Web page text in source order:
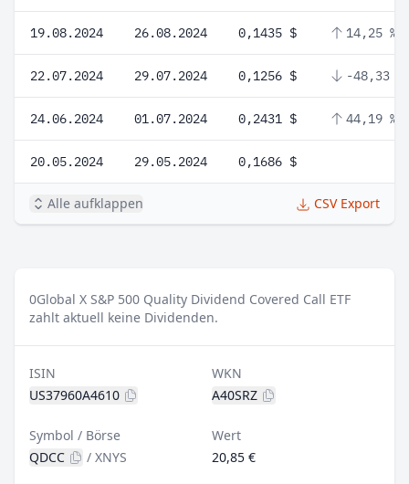
19.08.2024 26.08.2024 0,1435 $ 14,25 %
22.07.2024 29.07.2024 0,1256 $ -48,33 %
24.06.2024 01.07.2024 0,2431 $ 44,19 %
20.05.2024 29.05.2024 0,1686 $
Alle aufklappen CSV Export
0Global X S&P 500 Quality Dividend Covered Call ETF
zahlt aktuell keine Dividenden.
ISIN
US37960A4610
WKN
A40SRZ
Symbol / Börse
QDCC
/ XNYS
Wert
20,85 €